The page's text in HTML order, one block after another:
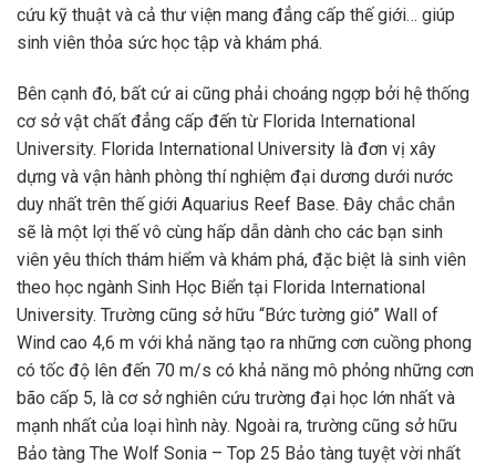
cứu kỹ thuật và cả thư viện mang đẳng cấp thế giới… giúp
sinh viên thỏa sức học tập và khám phá.
Bên cạnh đó, bất cứ ai cũng phải choáng ngợp bởi hệ thống
cơ sở vật chất đẳng cấp đến từ Florida International
University. Florida International University là đơn vị xây
dựng và vận hành phòng thí nghiệm đại dương dưới nước
duy nhất trên thế giới Aquarius Reef Base. Đây chắc chắn
sẽ là một lợi thế vô cùng hấp dẫn dành cho các bạn sinh
viên yêu thích thám hiểm và khám phá, đặc biệt là sinh viên
theo học ngành Sinh Học Biển tại Florida International
University. Trường cũng sở hữu “Bức tường gió” Wall of
Wind cao 4,6 m với khả năng tạo ra những cơn cuồng phong
có tốc độ lên đến 70 m/s có khả năng mô phỏng những cơn
bão cấp 5, là cơ sở nghiên cứu trường đại học lớn nhất và
mạnh nhất của loại hình này. Ngoài ra, trường cũng sở hữu
Bảo tàng The Wolf Sonia – Top 25 Bảo tàng tuyệt vời nhất